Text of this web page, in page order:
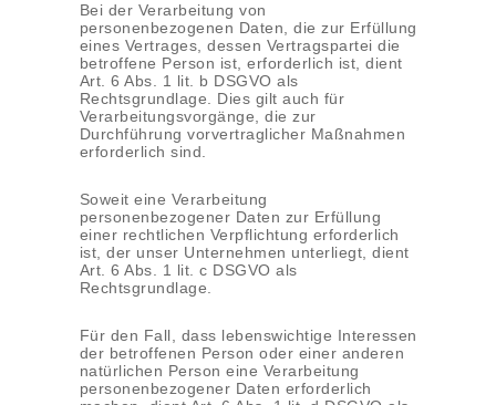
Bei der Verarbeitung von
personenbezogenen Daten, die zur Erfüllung
eines Vertrages, dessen Vertragspartei die
betroffene Person ist, erforderlich ist, dient
Art. 6 Abs. 1 lit. b DSGVO als
Rechtsgrundlage. Dies gilt auch für
Verarbeitungsvorgänge, die zur
Durchführung vorvertraglicher Maßnahmen
erforderlich sind.
Soweit eine Verarbeitung
personenbezogener Daten zur Erfüllung
einer rechtlichen Verpflichtung erforderlich
ist, der unser Unternehmen unterliegt, dient
Art. 6 Abs. 1 lit. c DSGVO als
Rechtsgrundlage.
Für den Fall, dass lebenswichtige Interessen
der betroffenen Person oder einer anderen
natürlichen Person eine Verarbeitung
personenbezogener Daten erforderlich